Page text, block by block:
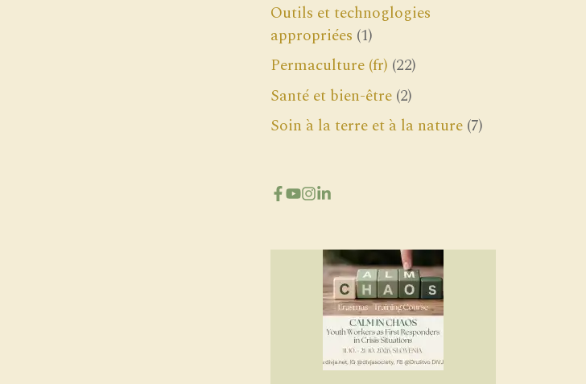
Outils et technoglogies
appropriées (1)
Permaculture (fr) (22)
Santé et bien-être (2)
Soin à la terre et à la nature (7)